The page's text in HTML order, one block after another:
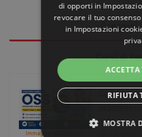
Concorsi
Corsi di
Immagine realizzata con
InPA
di opporti in
revocare il tuo
in Impostazioni
RIFIUTA
MOSTRA